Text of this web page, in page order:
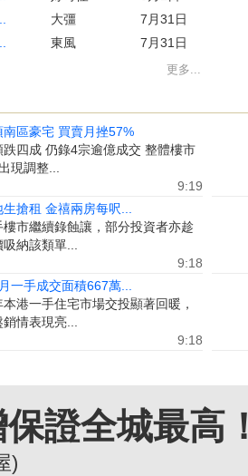
大彊
7月31日
東風 7月31日
更多...
南區豪宅 買賣月挫57%
跌四成 仍錄4宗逾億成交 整體樓市
現調整...
9:19
生搶租 金禧兩房每呎...
樓市繼續錄蝕讓，部分投資者亦趁
納該類單...
9:18
一手成交面積667萬...
本港一手住宅市場交投顯著回暖，
銷情表現亮...
9:18
證全城最高！
)